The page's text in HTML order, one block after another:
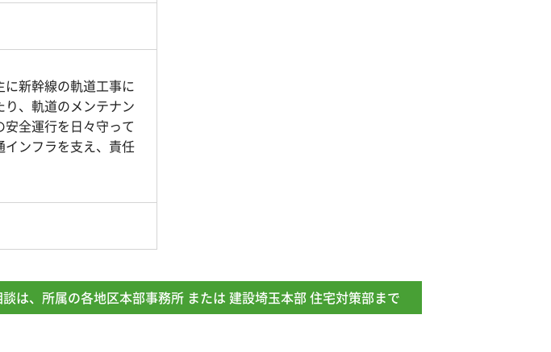
新幹線の軌道工事に
、軌道のメンテナン
全運行を日々守って
ンフラを支え、責任
は、所属の各地区本部事務所 または 建設埼玉本部 住宅対策部まで